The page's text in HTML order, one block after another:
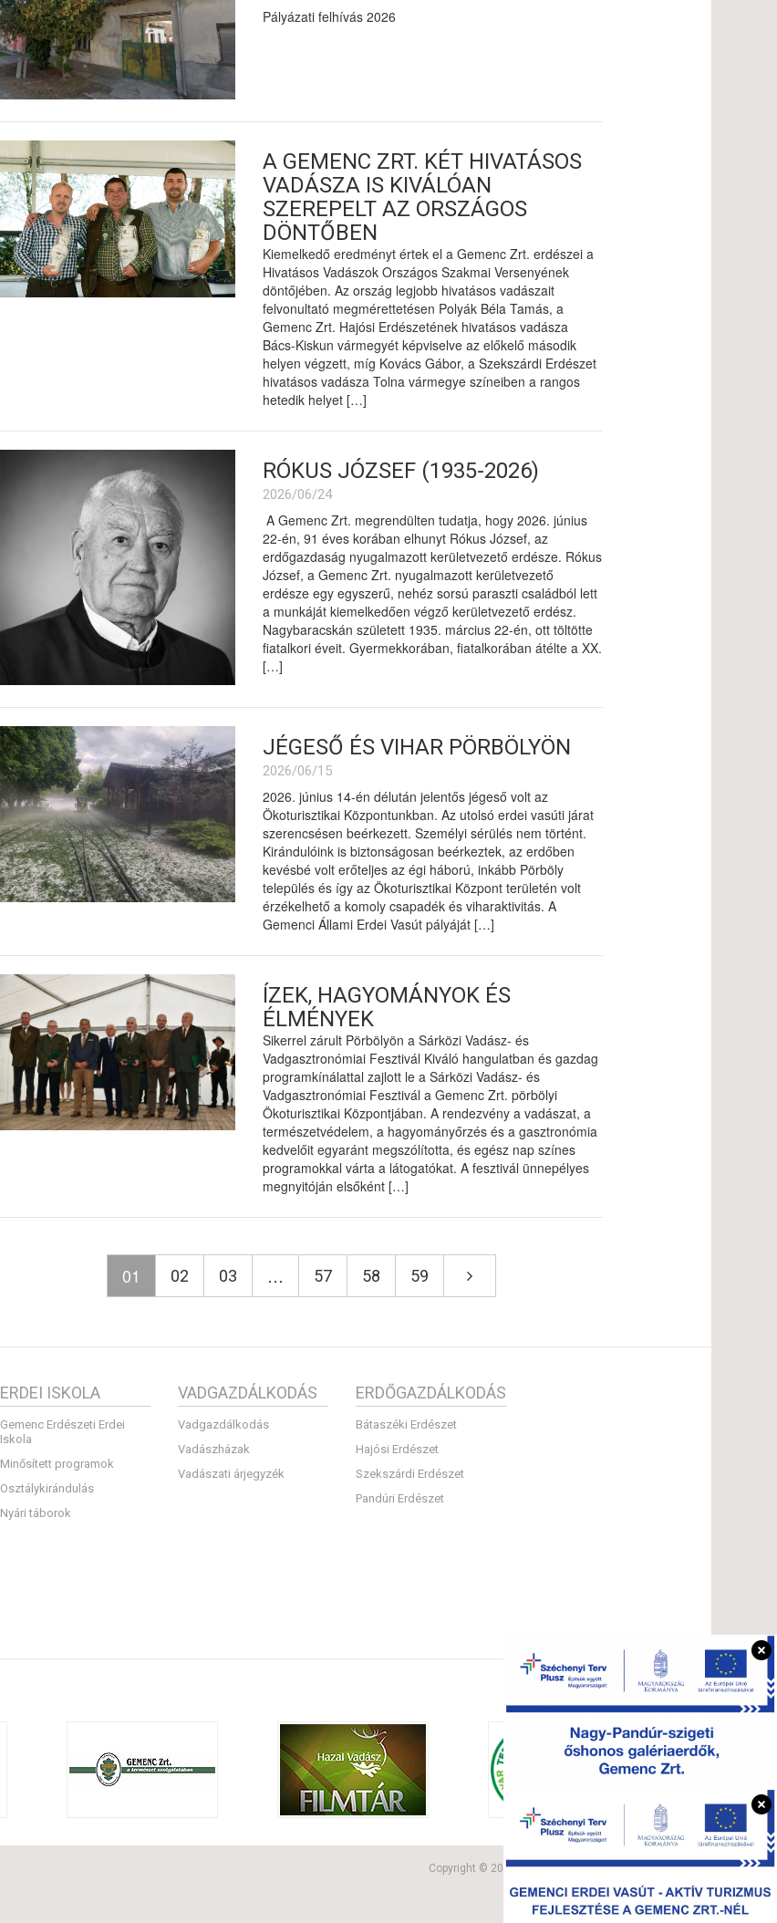
Pályázati felhívás 2026
A GEMENC ZRT. KÉT HIVATÁSOS
VADÁSZA IS KIVÁLÓAN
SZEREPELT AZ ORSZÁGOS
DÖNTŐBEN
Kiemelkedő eredményt értek el a Gemenc Zrt. erdészei a
Hivatásos Vadászok Országos Szakmai Versenyének
döntőjében. Az ország legjobb hivatásos vadászait
felvonultató megmérettetésen Polyák Béla Tamás, a
Gemenc Zrt. Hajósi Erdészetének hivatásos vadásza
Bács-Kiskun vármegyét képviselve az előkelő második
helyen végzett, míg Kovács Gábor, a Szekszárdi Erdészet
hivatásos vadásza Tolna vármegye színeiben a rangos
hetedik helyet […]
RÓKUS JÓZSEF (1935-2026)
2026/06/24
A Gemenc Zrt. megrendülten tudatja, hogy 2026. június
22-én, 91 éves korában elhunyt Rókus József, az
erdőgazdaság nyugalmazott kerületvezető erdésze. Rókus
József, a Gemenc Zrt. nyugalmazott kerületvezető
erdésze egy egyszerű, nehéz sorsú paraszti családból lett
a munkáját kiemelkedően végző kerületvezető erdész.
Nagybaracskán született 1935. március 22-én, ott töltötte
fiatalkori éveit. Gyermekkorában, fiatalkorában átélte a XX.
[…]
JÉGESŐ ÉS VIHAR PÖRBÖLYÖN
2026/06/15
2026. június 14-én délután jelentős jégeső volt az
Ökoturisztikai Központunkban. Az utolsó erdei vasúti járat
szerencsésen beérkezett. Személyi sérülés nem történt.
Kirándulóink is biztonságosan beérkeztek, az erdőben
kevésbé volt erőteljes az égi háború, inkább Pörböly
település és így az Ökoturisztikai Központ területén volt
érzékelhető a komoly csapadék és viharaktivitás. A
Gemenci Állami Erdei Vasút pályáját […]
ÍZEK, HAGYOMÁNYOK ÉS
ÉLMÉNYEK
Sikerrel zárult Pörbölyön a Sárközi Vadász- és
Vadgasztronómiai Fesztivál Kiváló hangulatban és gazdag
programkínálattal zajlott le a Sárközi Vadász- és
Vadgasztronómiai Fesztivál a Gemenc Zrt. pörbölyi
Ökoturisztikai Központjában. A rendezvény a vadászat, a
természetvédelem, a hagyományőrzés és a gasztronómia
kedvelőit egyaránt megszólította, és egész nap színes
programokkal várta a látogatókat. A fesztivál ünnepélyes
megnyitóján elsőként […]
01 02 03 … 57 58 59
ERDEI ISKOLA
Gemenc Erdészeti Erdei
Iskola
Minősített programok
Osztálykirándulás
Nyári táborok
VADGAZDÁLKODÁS
Vadgazdálkodás
Vadászházak
Vadászati árjegyzék
ERDŐGAZDÁLKODÁS
Bátaszéki Erdészet
Hajósi Erdészet
Szekszárdi Erdészet
Pandúri Erdészet
Copyright © 2015 Gemenc Zrt. Minden jog fenntartva.